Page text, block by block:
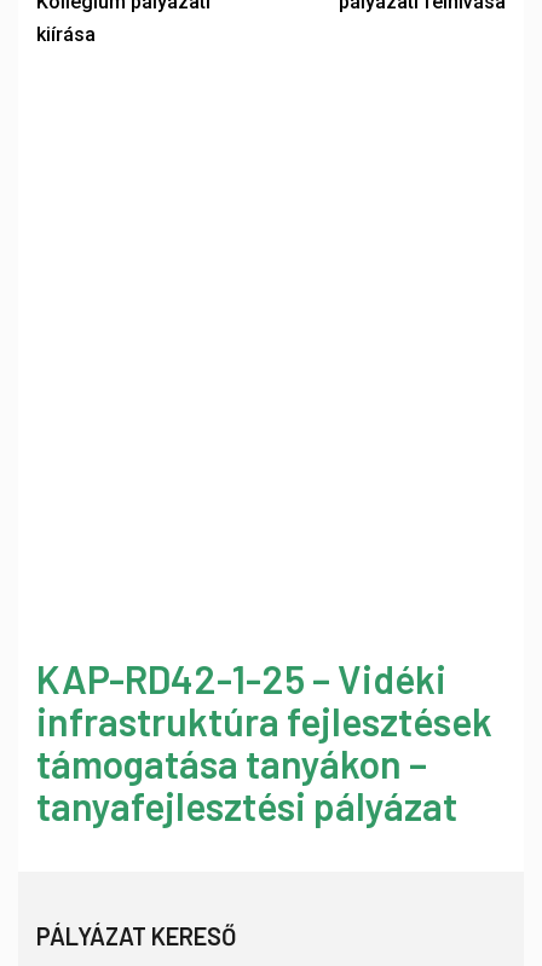
kiírása
KAP-RD42-1-25 – Vidéki
infrastruktúra fejlesztések
támogatása tanyákon –
tanyafejlesztési pályázat
PÁLYÁZAT KERESŐ